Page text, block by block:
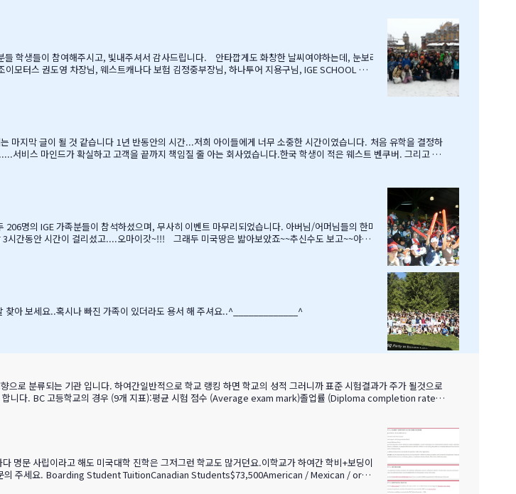
생들이 참여해주시고, 빛내주셔서 감사드립니다. 안타깝게도 화창한 날씨여야하는데, 눈보라
모터스 권도영 차장님, 웨스트캐나다 보험 김정중부장님, 하나투어 지용구님, IGE SCHOOL 부
. 마지막으로 요번 행사를 진행해주신 전준성 본부장님께 감사드리며, 이벤트까지 준비해주신
마지막 글이 될 것 같습니다 1년 반동안의 시간...저희 아이들에게 너무 소중한 시간이였습니다. 처음 유학을 결정하
비스 마인드가 확실하고 고객을 끝까지 책임질 줄 아는 회사였습니다.한국 학생이 적은 웨스트 벤쿠버. 그리고 정
.지난 주에 큰애는 6학년 남자 애들 모두 모여서 이번에 떠나는 한국 아이 2명을 위한 피자파티에 참석하였고 이
명의 IGE 가족분들이 참석하셨으며, 무사히 이벤트 마무리되었습니다. 아버님/어머님들의 한마
간동안 시간이 걸리셨고....오마이갓~!!! 그래두 미국땅은 밟아보았죠~~추신수도 보고~~야구
또한 신나드라고요~~~응원도 힘차게 하며...단지 추신수 선수가 뒷 돌아보지 않아서 아쉬웠지
아 보세요..혹시나 빠진 가족이 있더라도 용서 해 주셔요..^_____________^
성적 그러니까 표준 시험결과가 주가 될것으로
(Percentage of exams failed)학교 vs 시험 점수 차이 (School vs. exam mark difference) 7-9. 성별 격차 지
명문 사립이라고 해도 미국대학 진학은 그저그런 학교도 많거던요.이학교가 하여간 학비+보딩이
문의 주세요. Boarding Student TuitionCanadian Students$73,500American / Mexican / orN